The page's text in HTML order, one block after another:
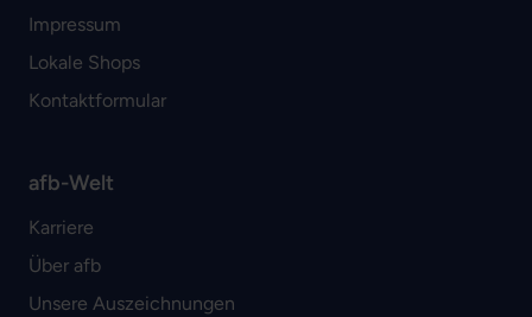
Impressum
Lokale Shops
Kontaktformular
afb-Welt
Karriere
Über afb
Unsere Auszeichnungen